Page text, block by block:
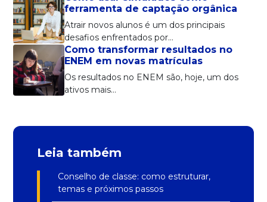
ferramenta de captação orgânica
Atrair novos alunos é um dos principais
desafios enfrentados por…
Como transformar resultados no
ENEM em novas matrículas
Os resultados no ENEM são, hoje, um dos
ativos mais…
Leia também
Conselho de classe: como estruturar,
temas e próximos passos